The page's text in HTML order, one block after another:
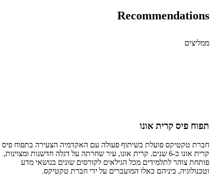
Recommendations
ממליצים
תפוח פיס קרית אונו
חברת טקטיקס פועלת בשיתוף פעולה עם האקדמיה הצעירה בתפוח פיס
קרית אונו כ-6 שנים. קרית אונו, עיר שחרתה על דגלה חדשנות ומצוינות,
פותחת צוהר לתלמידים מכל הגילאים לקורסים שונים בנושאי מדע
וטכנולוגיה, ביניהם כאלו המועברים על ידי חברת טקטיקס.